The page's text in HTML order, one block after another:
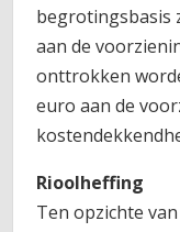
begrotingsbasis
aan de
onttrokken
euro aan de
Rioolheffing
Ten opzichte